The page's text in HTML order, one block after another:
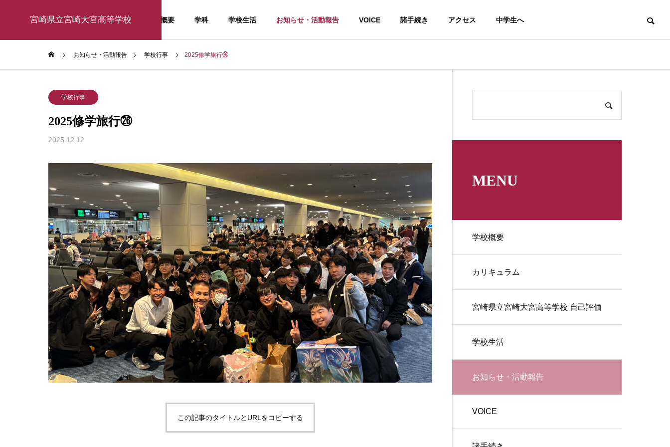
宮崎県立宮崎大宮高等学校 学校概要 学科 学校生活 お知らせ・活動報告 VOICE 諸手続き アクセス 中学生へ
お知らせ・活
東京大学訪問研修2026 １年生夏の学習会１日目終了！
令和８年度高校総体（男子ソフ
トテニス部）
男子テニス部（５月～７月）
お知らせ・活動報告 学校行事 2025修学旅行㉖
学校行事
2025修学旅行㉖
2025.12.12
この記事のタイトルとURLをコピーする
MENU
学校概要
カリキュラム
宮崎県立宮崎大宮高等学校 自己評価
学校生活
お知らせ・活動報告
VOICE